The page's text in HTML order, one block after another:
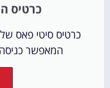
כרטיס
המאפשר כניסה